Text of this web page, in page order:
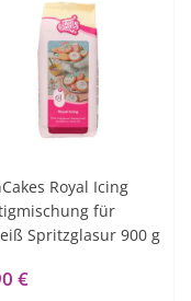
Royal Icing
für
Spritzglasur 900 g
€